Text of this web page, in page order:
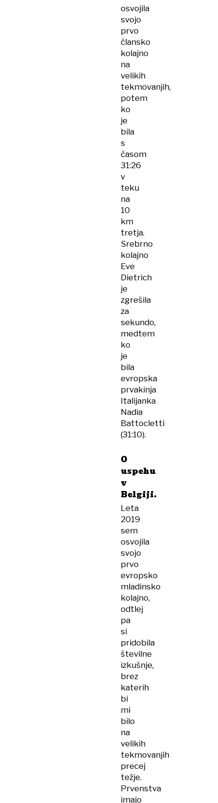
osvojila
svojo
prvo
člansko
kolajno
na
velikih
tekmovanjih,
potem
ko
je
bila
s
časom
31:26
v
teku
na
10
km
tretja.
Srebrno
kolajno
Eve
Dietrich
je
zgrešila
za
sekundo,
medtem
ko
je
bila
evropska
prvakinja
Italijanka
Nadia
Battocletti
(31:10).
O
uspehu
v
Belgiji.
Leta
2019
sem
osvojila
svojo
prvo
evropsko
mladinsko
kolajno,
odtlej
pa
si
pridobila
številne
izkušnje,
brez
katerih
bi
mi
bilo
na
velikih
tekmovanjih
precej
težje.
Prvenstva
imajo